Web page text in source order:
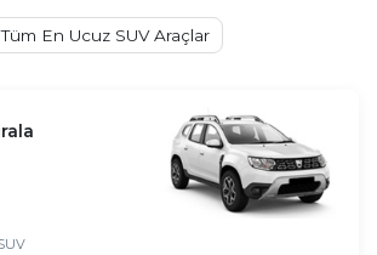
Tüm En Ucuz SUV Araçlar